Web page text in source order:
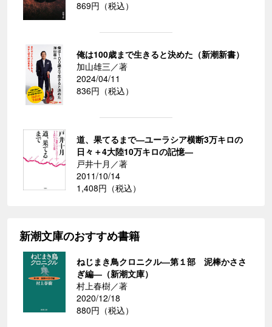
869円（税込）
俺は100歳まで生きると決めた（新潮新書）
加山雄三／著
2024/04/11
836円（税込）
道、果てるまで―ユーラシア横断3万キロの
日々＋4大陸10万キロの記憶―
戸井十月／著
2011/10/14
1,408円（税込）
新潮文庫のおすすめ書籍
ねじまき鳥クロニクル―第１部 泥棒かささ
ぎ編―（新潮文庫）
村上春樹／著
2020/12/18
880円（税込）